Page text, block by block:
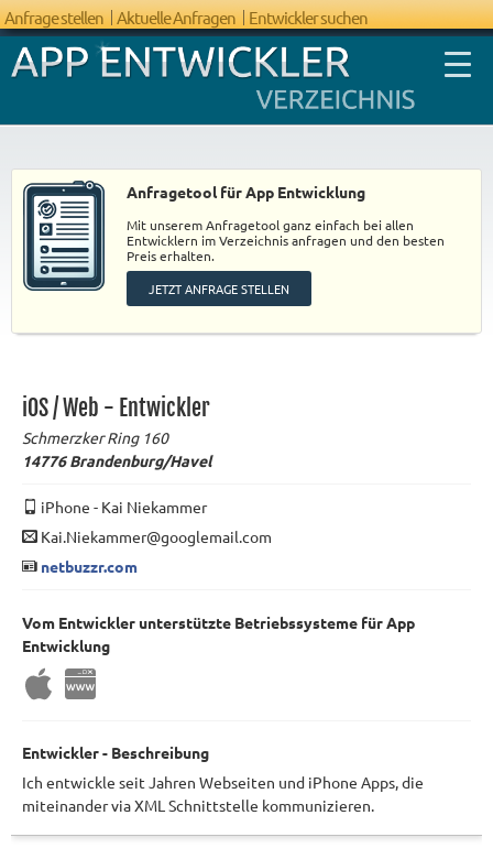
Anfrage stellen Aktuelle Anfragen Entwickler suchen
Anfragetool für App Entwicklung
Mit unserem Anfragetool ganz einfach bei allen
Entwicklern im Verzeichnis anfragen und den besten
Preis erhalten.
JETZT ANFRAGE STELLEN
iOS / Web - Entwickler
Schmerzker Ring 160
14776Brandenburg/Havel
iPhone - Kai Niekammer
Kai.Niekammer@googlemail.com
netbuzzr.com
Vom Entwickler unterstützte Betriebssysteme für App
Entwicklung
Entwickler - Beschreibung
Ich entwickle seit Jahren Webseiten und iPhone Apps, die
miteinander via XML Schnittstelle kommunizieren.